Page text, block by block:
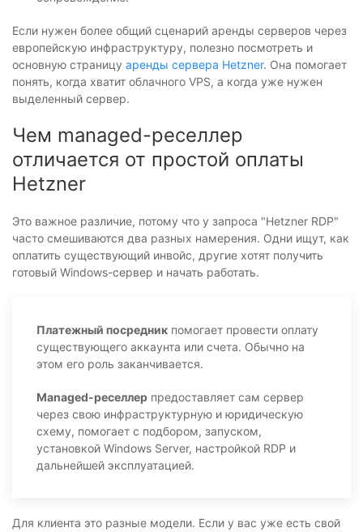
Если нужен более общий сценарий аренды серверов через
европейскую инфраструктуру, полезно посмотреть и
основную страницу аренды сервера Hetzner. Она помогает
понять, когда хватит облачного VPS, а когда уже нужен
выделенный сервер.
Чем managed-реселлер
отличается от простой оплаты
Hetzner
Это важное различие, потому что у запроса "Hetzner RDP"
часто смешиваются два разных намерения. Одни ищут, как
оплатить существующий инвойс, другие хотят получить
готовый Windows-сервер и начать работать.
Платежный посредник помогает провести оплату
существующего аккаунта или счета. Обычно на
этом его роль заканчивается.
Managed-реселлер предоставляет сам сервер
через свою инфраструктурную и юридическую
схему, помогает с подбором, запуском,
установкой Windows Server, настройкой RDP и
дальнейшей эксплуатацией.
Для клиента это разные модели. Если у вас уже есть свой